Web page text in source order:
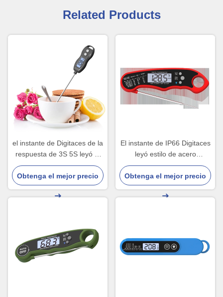
Related Products
el instante de Digitaces de la
respuesta de 3S 5S leyó el
termómetro de la comida
con la cubierta
Obtenga el mejor precio
El instante de IP66 Digitaces
leyó estilo de acero
inoxidable de la punta de
prueba del termómetro de
cocinar
Obtenga el mejor precio